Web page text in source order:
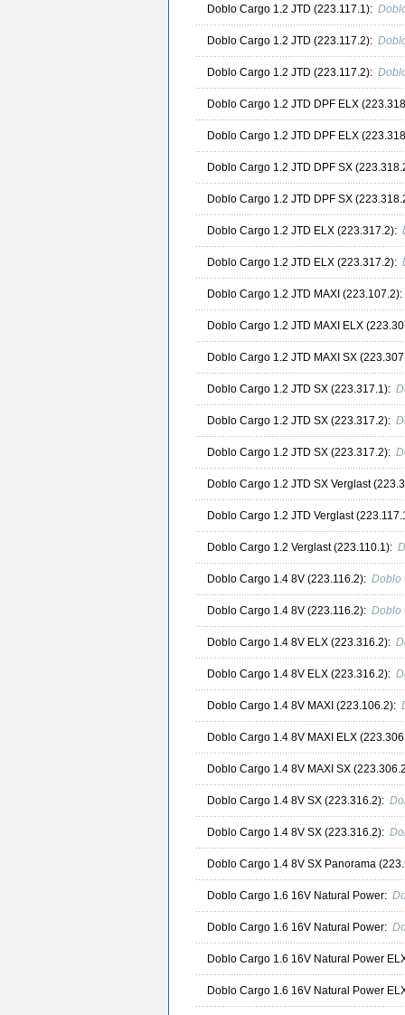
Doblo Cargo 1.2 JTD (223.117.1):
Doblo Cargo 1.2 JTD (223.117.2):
Doblo Cargo 1.2 JTD (223.117.2):
Doblo Cargo 1.2 JTD DPF ELX
Doblo Cargo 1.2 JTD DPF ELX
Doblo Cargo 1.2 JTD DPF SX
Doblo Cargo 1.2 JTD DPF SX
Doblo Cargo 1.2 JTD ELX (223.317.2):
Doblo Cargo 1.2 JTD ELX (223.317.2):
Doblo Cargo 1.2 JTD MAXI
Doblo Cargo 1.2 JTD MAXI ELX
Doblo Cargo 1.2 JTD MAXI SX
Doblo Cargo 1.2 JTD SX (223.317.1):
Doblo Cargo 1.2 JTD SX (223.317.2):
Doblo Cargo 1.2 JTD SX (223.317.2):
Doblo Cargo 1.2 JTD SX Verglast
Doblo Cargo 1.2 JTD Verglast
Doblo Cargo 1.2 Verglast (223.110.1):
Doblo Cargo 1.4 8V (223.116.2): Doblo
Doblo Cargo 1.4 8V (223.116.2): Doblo
Doblo Cargo 1.4 8V ELX (223.316.2):
Doblo Cargo 1.4 8V ELX (223.316.2):
Doblo Cargo 1.4 8V MAXI (223.106.2):
Doblo Cargo 1.4 8V MAXI ELX
Doblo Cargo 1.4 8V MAXI SX
Doblo Cargo 1.4 8V SX (223.316.2):
Doblo Cargo 1.4 8V SX (223.316.2):
Doblo Cargo 1.4 8V SX Panorama
Doblo Cargo 1.6 16V Natural Power:
Doblo Cargo 1.6 16V Natural Power:
Doblo Cargo 1.6 16V Natural Power
Doblo Cargo 1.6 16V Natural Power